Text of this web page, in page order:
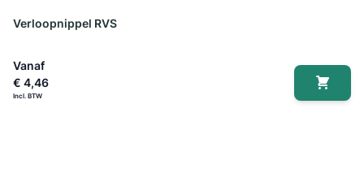
Verloopnippel RVS
Vanaf
€ 4,46